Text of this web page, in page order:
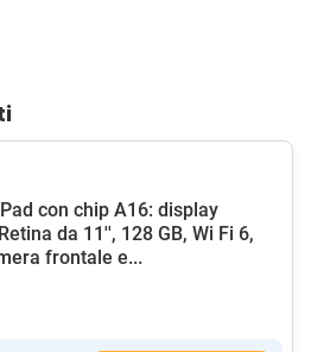
con chip A16: display
da 11'', 128 GB, Wi Fi 6,
frontale e...